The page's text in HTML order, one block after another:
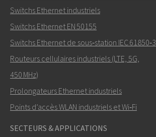
Envoyer un email à Nuri
Comment Nuri peut-il vous contacter?
Switchs Ethernet industriels
Switchs Ethernet EN 50155
Switchs Ethernet de sous‑station IEC 61850‑3
Routeurs cellulaires industriels (LTE, 5G,
450 MHz)
Prolongateurs Ethernet industriels
Points d’accès WLAN industriels et Wi‑Fi
SECTEURS & APPLICATIONS